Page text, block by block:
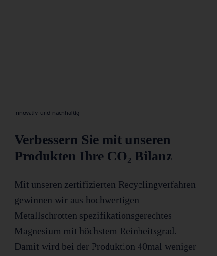
Innovativ und nachhaltig
Verbessern Sie mit unseren
Produkten Ihre CO₂ Bilanz
Mit unseren zertifizierten Recyclingverfahren
gewinnen wir aus hochwertigen
Metallschrotten spezifikationsgerechtes
Magnesium mit höchstem Reinheitsgrad.
Damit wird bei der Produktion 40mal weniger